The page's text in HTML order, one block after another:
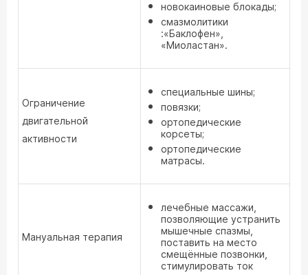
новокаиновые блокады;
смазмолитики
:«Баклофен»,
«Миоластан».
Ограничение
двигательной
активности
специальные шины;
повязки;
ортопедические
корсеты;
ортопедические
матрасы.
Мануальная терапия
лечебные массажи,
позволяющие устранить
мышечные спазмы,
поставить на место
смещённые позвонки,
стимулировать ток